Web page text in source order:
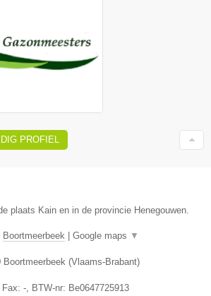
PROFIEL
plaats Kain en in de provincie Henegouwen.
Boortmeerbeek Google maps ▼
Boortmeerbeek (Vlaams-Brabant)
Fax: -, BTW-nr: Be0647725913